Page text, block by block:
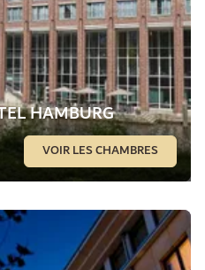
HAMBURG
VOIR LES CHAMBRES